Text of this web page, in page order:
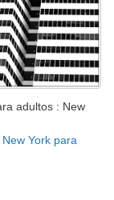
adultos : New
York para